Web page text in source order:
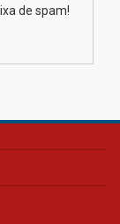
além da
de spam!